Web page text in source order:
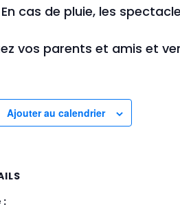
En cas de pluie, les
vos parents et amis et
Ajouter au calendrier
: